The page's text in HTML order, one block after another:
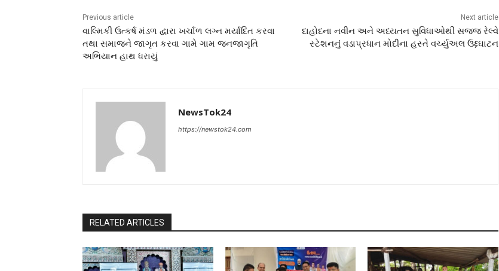
Previous article
વાલ્મિકી ઉત્કર્ષ મંડળ દ્વારા ખર્ચાળ લગ્ન મર્યાદિત કરવા
તથા સમાજને જાગૃત કરવા ગામે ગામ જનજાગૃતિ
અભિયાન હાથ ધરાયું
Next article
દાહોદના નવીન અને અધ્યતન સુવિધાઓથી સજ્જ રેલ્વે
સ્ટેશનનું વડાપ્રધાન મોદીના હસ્તે વર્ચ્યુઅલ ઉદ્દઘાટન
NewsTok24
https://newstok24.com
RELATED ARTICLES